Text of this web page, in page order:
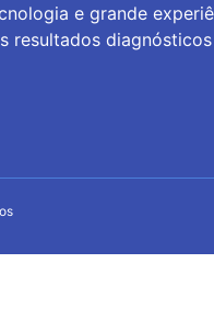
e grande
resultados diagnósticos